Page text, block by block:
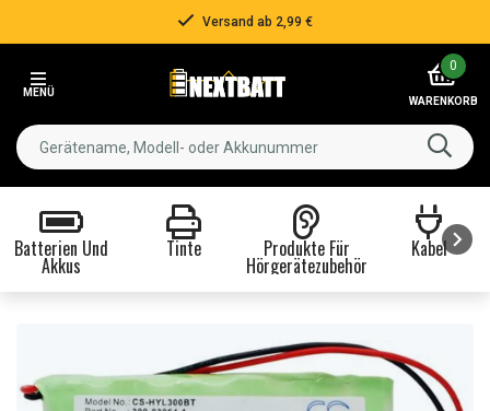
Versand ab 2,99 €
MENÜ
0
WARENKORB
Batterien Und
Akkus
Tinte Produkte Für
Hörgerätezubehör
Kabel